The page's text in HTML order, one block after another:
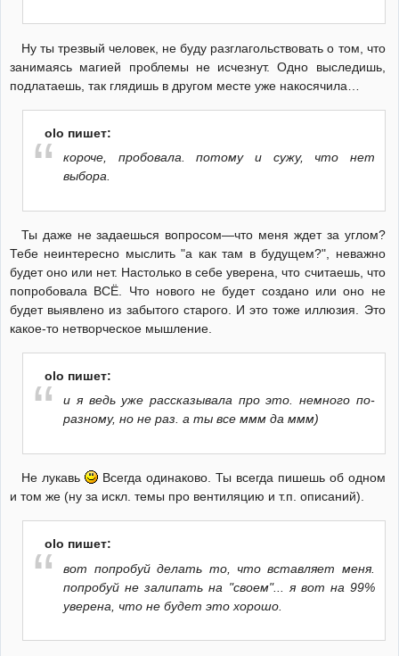
Ну ты трезвый человек, не буду разглагольствовать о том, что
занимаясь магией проблемы не исчезнут. Одно выследишь,
подлатаешь, так глядишь в другом месте уже накосячила…
olo пишет:
короче, пробовала. потому и сужу, что нет
выбора.
Ты даже не задаешься вопросом—что меня ждет за углом?
Тебе неинтересно мыслить "а как там в будущем?", неважно
будет оно или нет. Настолько в себе уверена, что считаешь, что
попробовала ВСЁ. Что нового не будет создано или оно не
будет выявлено из забытого старого. И это тоже иллюзия. Это
какое-то нетворческое мышление.
olo пишет:
и я ведь уже рассказывала про это. немного по-
разному, но не раз. а ты все ммм да ммм)
Не лукавь
Всегда одинаково. Ты всегда пишешь об одном
и том же (ну за искл. темы про вентиляцию и т.п. описаний).
olo пишет:
вот попробуй делать то, что вставляет меня.
попробуй не залипать на "своем"... я вот на 99%
уверена, что не будет это хорошо.